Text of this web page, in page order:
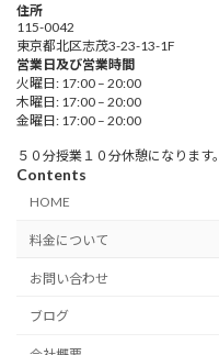
住所
115-0042
東京都北区志茂3-23-13-1F
営業日及び営業時間
火曜日: 17:00 – 20:00
木曜日: 17:00 – 20:00
金曜日: 17:00 – 20:00
５０分授業１０分休憩になります。
Contents
HOME
料金について
お問い合わせ
ブログ